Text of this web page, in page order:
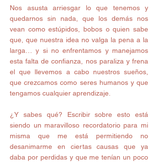
Nos asusta arriesgar lo que tenemos y
quedarnos sin nada, que los demás nos
vean como estúpidos, bobos o quien sabe
que, que nuestra idea no valga la pena a la
larga… y si no enfrentamos y manejamos
esta falta de confianza, nos paraliza y frena
el que llevemos a cabo nuestros sueños,
que crezcamos como seres humanos y que
tengamos cualquier aprendizaje.
¿Y sabes qué? Escribir sobre esto está
siendo un maravilloso recordatorio para mi
misma que me está permitiendo no
desanimarme en ciertas causas que ya
daba por perdidas y que me tenían un poco